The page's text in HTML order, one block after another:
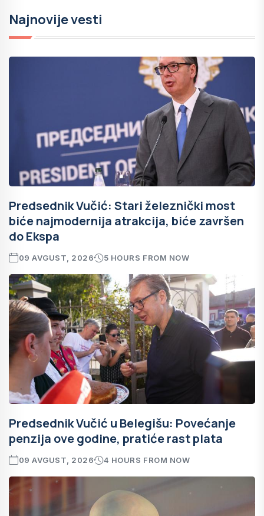
Najnovije vesti
Predsednik Vučić: Stari železnički most
biće najmodernija atrakcija, biće završen
do Ekspa
09 AVGUST, 2026 5 HOURS FROM NOW
Predsednik Vučić u Belegišu: Povećanje
penzija ove godine, pratiće rast plata
09 AVGUST, 2026 4 HOURS FROM NOW